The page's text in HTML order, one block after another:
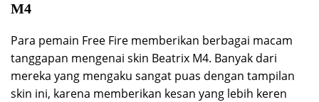
M4
Para pemain Free Fire memberikan berbagai macam
tanggapan mengenai skin Beatrix M4. Banyak dari
mereka yang mengaku sangat puas dengan tampilan
skin ini, karena memberikan kesan yang lebih keren